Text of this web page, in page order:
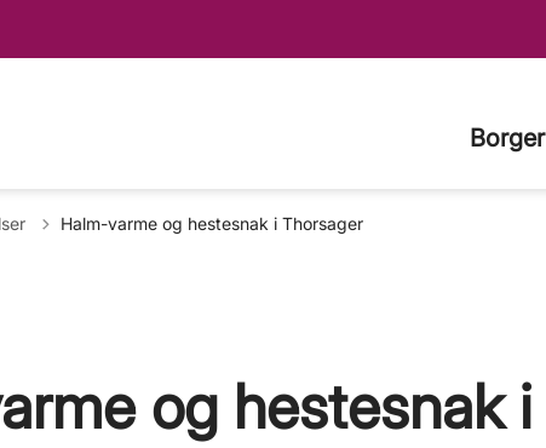
Borger
Halm-varme og hestesnak i Thorsager
og hestesnak i